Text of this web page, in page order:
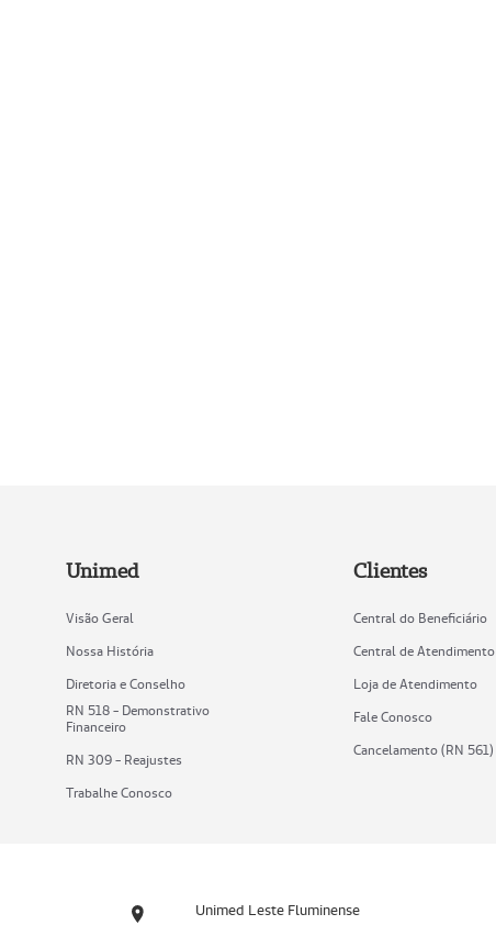
Unimed
Visão Geral
Nossa História
Diretoria e Conselho
RN 518 - Demonstrativo
Financeiro
RN 309 - Reajustes
Trabalhe Conosco
Clientes
Central do Beneficiário
Central de Atendimento
Loja de Atendimento
Fale Conosco
Cancelamento (RN 561)
Unimed Leste Fluminense